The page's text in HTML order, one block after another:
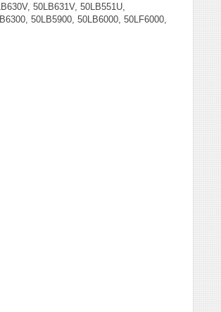
50LB631V, 50LB551U,
50LB5900, 50LB6000, 50LF6000,